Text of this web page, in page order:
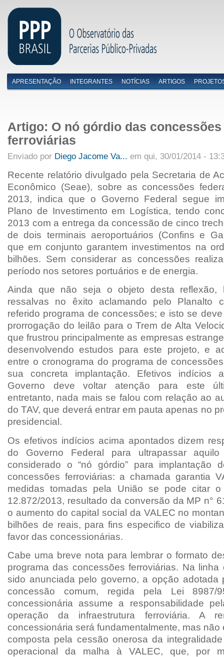
Menu primário
APRESENTAÇÃO INTEGRANTES NOTÍCIAS ARTIGOS
Artigo: O nó górdio das concessões
ferroviárias
Enviado por Diego Jacome Va... em qui, 30/01/2014 -
Recente relatório divulgado pela Secretaria de
Econômico (Seae), sobre as concessões
2013, indica que o Governo Federal segue
Plano de Investimento em Logística, tendo
2013 com a entrega da concessão de cinco
de dois terminais aeroportuários (Confins e
que em conjunto garantem investimentos na
bilhões. Sem considerar as concessões
período nos setores portuários e de energia.
Ainda que não seja o objeto desta
ressalvas no êxito aclamando pelo Planalto
referido programa de concessões; e isto se
prorrogação do leilão para o Trem de Alta
que frustrou principalmente as empresas
desenvolvendo estudos para este projeto, e
entre o cronograma do programa de
sua concreta implantação. Efetivos indícios
Governo deve voltar atenção para este
entretanto, nada mais se falou com relação ao
do TAV, que deverá entrar em pauta apenas no
presidencial.
Os efetivos indícios acima apontados dizem
do Governo Federal para ultrapassar
considerado o “nó górdio” para implantação
concessões ferroviárias: a chamada garantia
medidas tomadas pela União se pode citar
12.872/2013, resultado da conversão da MP n°
o aumento do capital social da VALEC no
bilhões de reais, para fins especifico de
favor das concessionárias.
Cabe uma breve nota para lembrar o formato
programa das concessões ferroviárias. Na
sido anunciada pelo governo, a opção adotada
concessão comum, regida pela Lei
concessionária assume a responsabilidade
operação da infraestrutura ferroviária. A
concessionária será fundamentalmente, mas não
composta pela cessão onerosa da
operacional da malha à VALEC, que, por